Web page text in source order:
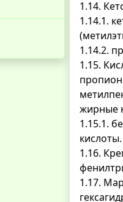
1.14.
1.14.1.
1.14.2.
1.15.
жирные
1.15.1.
кислоты.
1.16.
1.17.